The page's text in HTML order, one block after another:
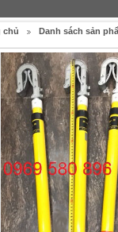
chủ Danh sách sản